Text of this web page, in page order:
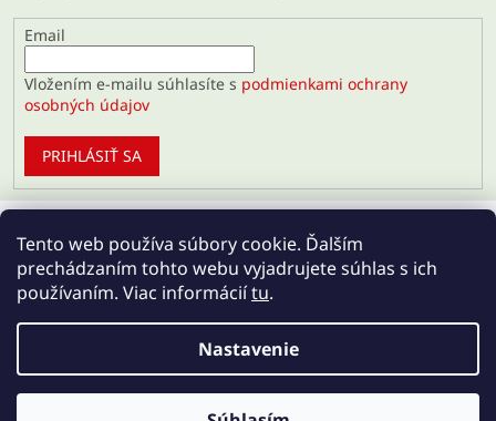
Tento web používa súbory cookie. Ďalším
prechádzaním tohto webu vyjadrujete súhlas s ich
používaním. Viac informáciítu.
Nastavenie
Email
Vložením e-mailu súhlasíte s podmienkami ochrany
osobných údajov
PRIHLÁSIŤ SA
Vytvoril Shoptet